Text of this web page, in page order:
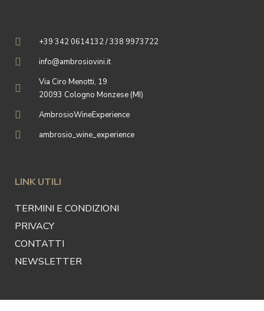
+39 342 0614132 / 338 9973722
info@ambrosiovini.it
Via Ciro Menotti, 19
20093 Cologno Monzese (MI)
AmbrosioWineExperience
ambrosio_wine_experience
LINK UTILI
TERMINI E CONDIZIONI
PRIVACY
CONTATTI
NEWSLETTER